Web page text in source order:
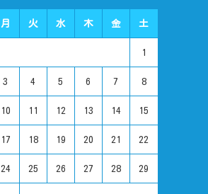
月 火 水 木 金 土
1
3 4 5 6 7 8
10 11 12 13 14 15
17 18 19 20 21 22
24 25 26 27 28 29